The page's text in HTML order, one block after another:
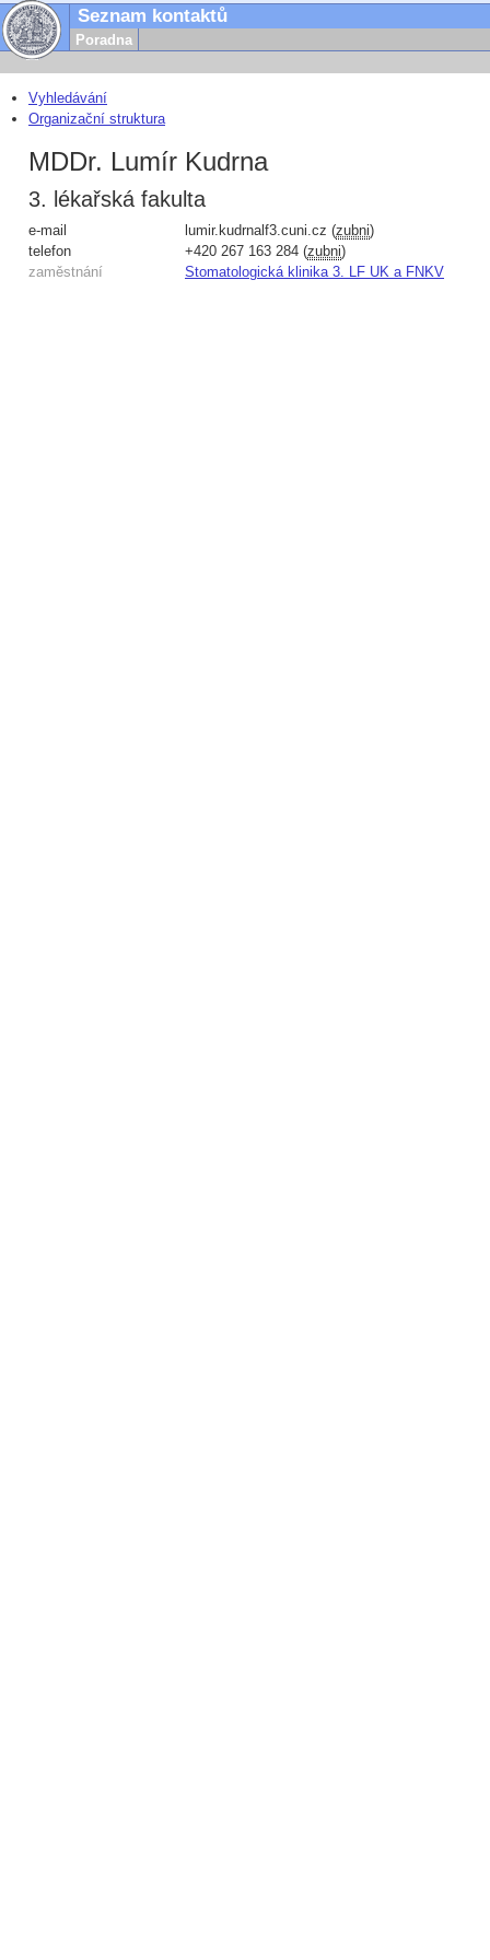
Seznam kontaktů
Poradna
Vyhledávání
Organizační struktura
MDDr. Lumír Kudrna
3. lékařská fakulta
e-mail lumir.kudrna lf3.cuni.cz(zubni
telefon
+420 267 163 284 (zubni)
zaměstnání
Stomatologická klinika 3. LF UK a FNKV